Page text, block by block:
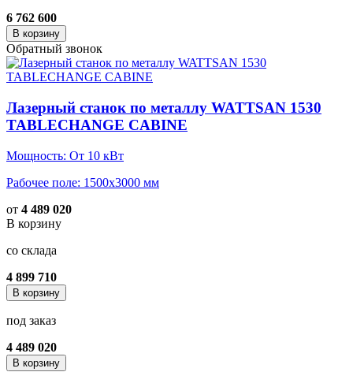
6 762 600
В корзину
Обратный звонок
Лазерный станок по металлу WATTSAN 1530
TABLECHANGE CABINE
Мощность: От 10 кВт
Рабочее поле: 1500х3000 мм
от 4 489 020
В корзину
со склада
4 899 710
В корзину
под заказ
4 489 020
В корзину